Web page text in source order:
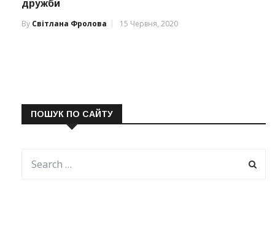
дружби
By Світлана Фролова 15 Червня, 2020
ПОШУК ПО САЙТУ